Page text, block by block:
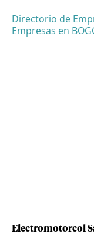
Directorio de
Empresas en
Electromotorcol